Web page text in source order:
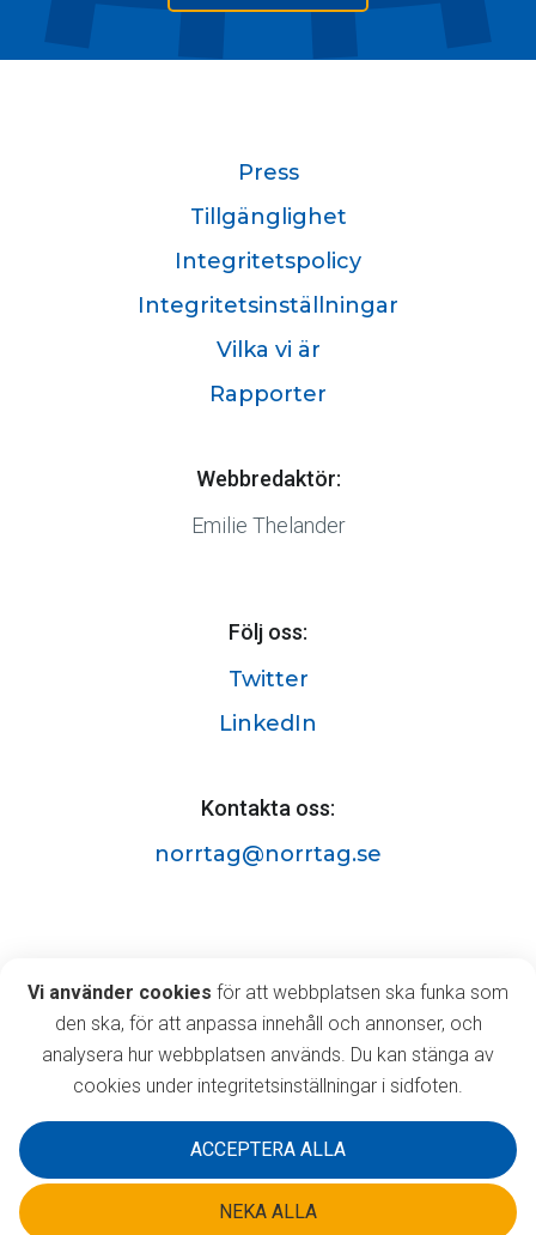
Kontakta oss:
norrtag@norrtag.se
Östermalmsgatan 63A,
903 35 Umeå
Press
Tillgänglighet
Integritetspolicy
Integritetsinställningar
Vilka vi är
Rapporter
Webbredaktör:
Emilie Thelander
Följ oss:
Twitter
LinkedIn
Vi använder cookies
Vi använder cookies för att webbplatsen ska funka som
den ska, för att anpassa innehåll och annonser, och
analysera hur webbplatsen används. Du kan stänga av
cookies under integritetsinställningar i sidfoten.
ACCEPTERA ALLA
NEKA ALLA